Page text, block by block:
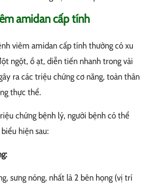
amidan cấp tính
viêm amidan cấp tính thường có xu
ngột, ồ ạt, diễn tiến nhanh trong vài
ra các triệu chứng cơ năng, toàn thân
thực thể.
chứng bệnh lý, người bệnh có thể
hiện sau:
sưng nóng, nhất là 2 bên họng (vị trí